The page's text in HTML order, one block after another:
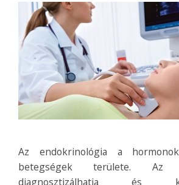
Az endokrinológia a
betegségek területe. Az
diagnosztizálhatja és